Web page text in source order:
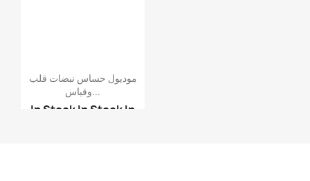
موديول حساس نبضات قلب
وقياس...
In StockIn StockIn